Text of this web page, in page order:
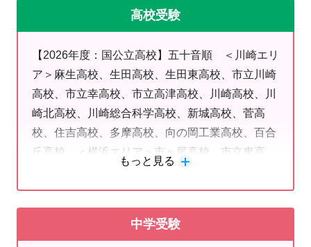
人気の法政二中や日本大学中、横浜創英中、市立川崎中
当教室は洗足学園合格者もいます！志望校に合わせた個
別のプランを作成して行います！
★こんな生徒さまにお勧めの教室です★
勉強をしても
成績がいつも変わらない
勉強をするのが苦手、家庭学習をしない
勉強の仕方がわからない
お時間などは上記のお申込みフォームからご確認くださ
学、工学院大学、桜美林大学、昭和女子大学、湘
子大学、創価大学、多摩大学、大正大学、拓殖大
学、帝京平成大学、目白大学、田園調布学園大
学、東京医療保健大学、東京経済大学、東京工科
大学、東京電機大学、東京農業大学、日本女子体
育大学、日本体育大学、長崎大学、東京都市大
学、日本文理大学、武蔵大学、武蔵野学院大学、
光大学、桐蔭横浜大学、首都医校、東京バイオテ
高校受験
【2026年度：国公立高校】五十音順 ＜川崎エリ
ア＞麻生高校、生田高校、生田東高校、市立川崎
高校、市立幸高校、市立高津高校、川崎高校、川
崎北高校、川崎総合科学高校、新城高校、菅高
校、住吉高校、多摩高校、向の岡工業高校、百合
丘高校 ＜横浜エリア＞市ヶ尾高校、市立東高
丘高校、港北高校、城郷高校、新栄高校、戸塚高
校、新羽高校、柏陽高校、緑ヶ丘高校、元石川高
校、横浜国際高校、横浜清陵高校、横浜サイエン
もっと見る
中学受験